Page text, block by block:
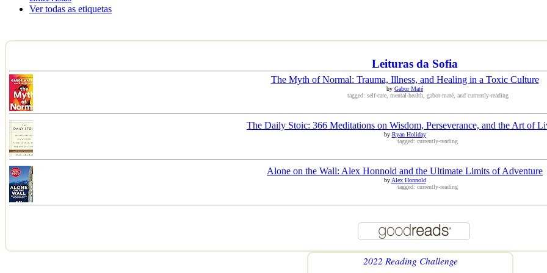
Ver todas as etiquetas
Leituras da Sofia
The Myth of Normal: Trauma, Illness, and Healing in a Toxic Culture
by Gabor Maté
tagged: self-care, mental-health, gabor-maté, and currently-reading
The Daily Stoic: 366 Meditations on Wisdom, Perseverance, and the Art of
by Ryan Holiday
tagged: currently-reading
Alone on the Wall: Alex Honnold and the Ultimate Limits of Adventure
by Alex Honnold
tagged: currently-reading
2022 Reading Challenge